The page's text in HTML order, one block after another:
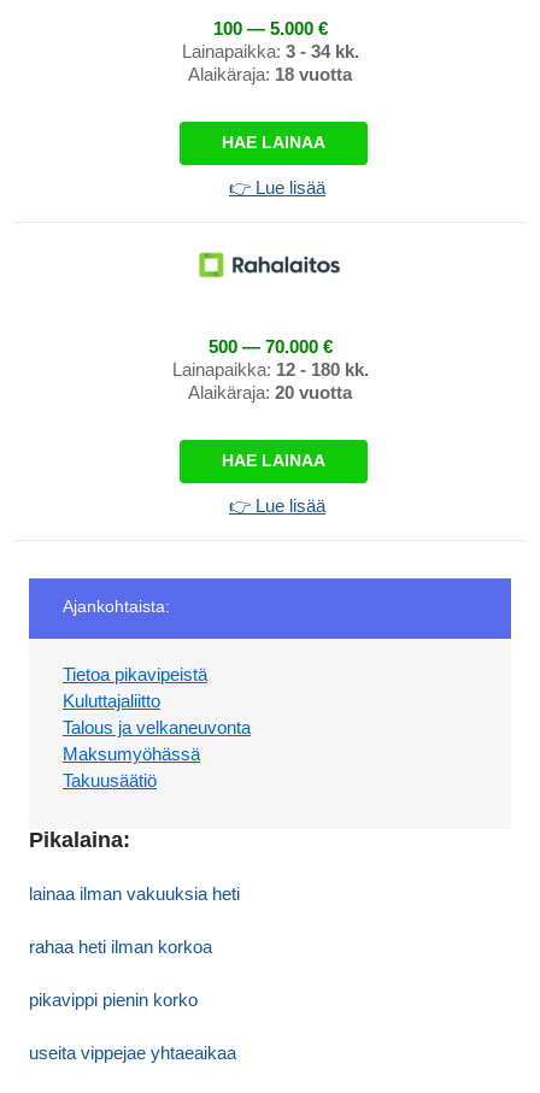
100 — 5.000 €
Lainapaikka: 3 - 34 kk.
Alaikäraja: 18 vuotta
HAE LAINAA
👉 Lue lisää
500 — 70.000 €
Lainapaikka: 12 - 180 kk.
Alaikäraja: 20 vuotta
HAE LAINAA
👉 Lue lisää
Ajankohtaista:
Tietoa pikavipeistä
Kuluttajaliitto
Talous ja velkaneuvonta
Maksumyöhässä
Takuusäätiö
Pikalaina:
lainaa ilman vakuuksia heti
rahaa heti ilman korkoa
pikavippi pienin korko
useita vippejae yhtaeaikaa